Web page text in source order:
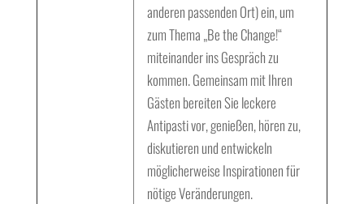
anderen passenden Ort) ein, um
zum Thema „Be the Change!“
miteinander ins Gespräch zu
kommen. Gemeinsam mit Ihren
Gästen bereiten Sie leckere
Antipasti vor, genießen, hören zu,
diskutieren und entwickeln
möglicherweise Inspirationen für
nötige Veränderungen.